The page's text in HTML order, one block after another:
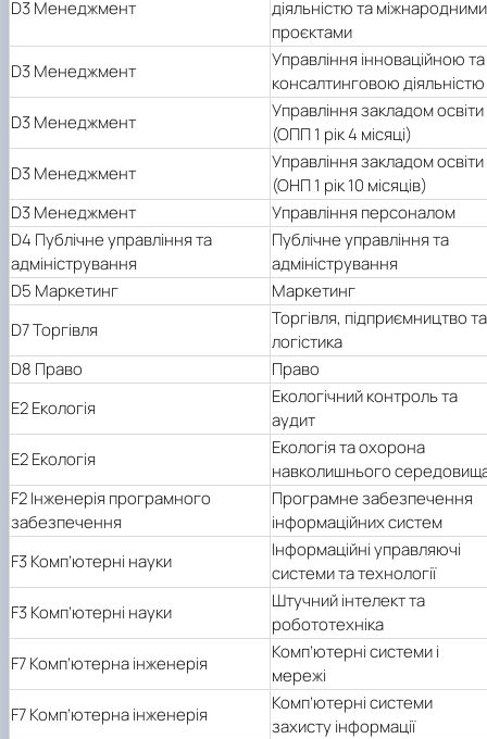
D3 Менеджмент
діяльністю та міжнародними
проєктами
D3 Менеджмент
Управління інноваційною та
консалтинговою діяльністю
D3 Менеджмент
Управління закладом освіти
(ОПП 1 рік 4 місяці)
D3 Менеджмент
Управління закладом освіти
(ОНП 1 рік 10 місяців)
D3 Менеджмент
Управління персоналом
D4 Публічне управління та
адміністрування
Публічне управління та
адміністрування
D5 Маркетинг
Маркетинг
D7 Торгівля
Торгівля, підприємництво та
логістика
D8 Право
Право
E2 Екологія
Екологічний контроль та
аудит
E2 Екологія
Екологія та охорона
навколишнього
F2 Інженерія програмного
забезпечення
Програмне забезпечення
інформаційних систем
F3 Комп’ютерні науки
Інформаційні управляючі
системи та технології
F3 Комп’ютерні науки
Штучний інтелект та
робототехніка
F7 Комп’ютерна інженерія
Комп’ютерні системи і
мережі
F7 Комп’ютерна інженерія
Комп’ютерні системи
захисту інформації